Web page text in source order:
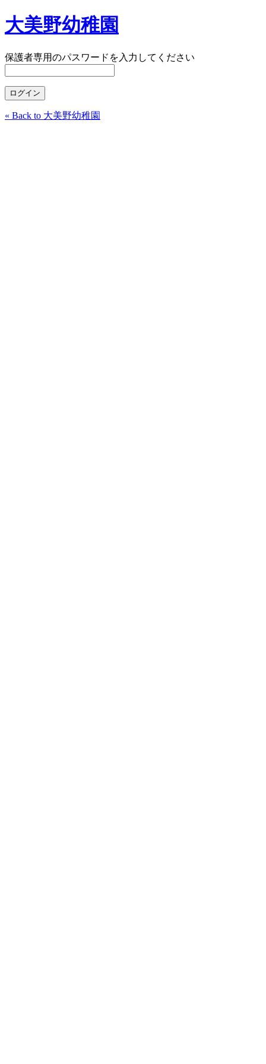
大美野幼稚園
保護者専用のパスワードを入力してください
« Back to 大美野幼稚園